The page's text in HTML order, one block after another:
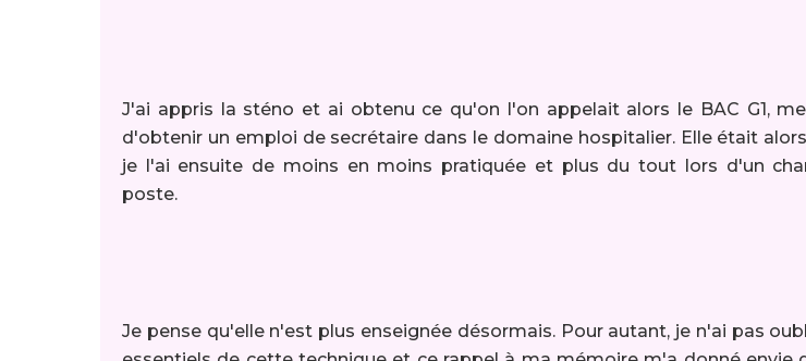
J'ai appris la sténo et ai obtenu ce qu'on l'on appelait alors le BAC G1,
d'obtenir un emploi de secrétaire dans le domaine hospitalier. Elle était
je l'ai ensuite de moins en moins pratiquée et plus du tout lors d'un
poste.
Je pense qu'elle n'est plus enseignée désormais. Pour autant, je n'ai pas